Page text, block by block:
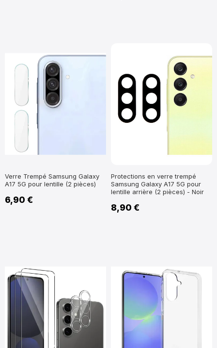
Verre Trempé Samsung Galaxy
A17 5G pour lentille (2 pièces)
6,90 €
Protections en verre trempé
Samsung Galaxy A17 5G pour
lentille arrière (2 pièces) - Noir
8,90 €